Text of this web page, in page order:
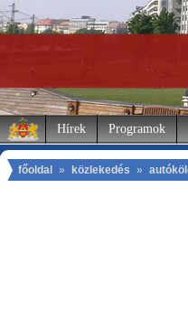
Hírek Programok
főoldal » közlekedés »